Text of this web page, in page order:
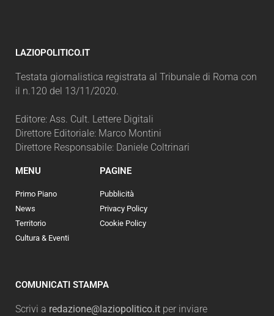
LAZIOPOLITICO.IT
Testata giornalistica registrata al Tribunale di Roma con
il n.120 del 13/11/2020.
Editore: Ass. Cult. Lettere Digitali
Direttore Editoriale: Marco Montini
Direttore Responsabile: Daniele Coltrinari
MENU
Primo Piano
News
Territorio
Cultura & Eventi
PAGINE
Pubblicità
Privacy Policy
Cookie Policy
COMUNICATI STAMPA
Scrivi a redazione@laziopolitico.it per inviare